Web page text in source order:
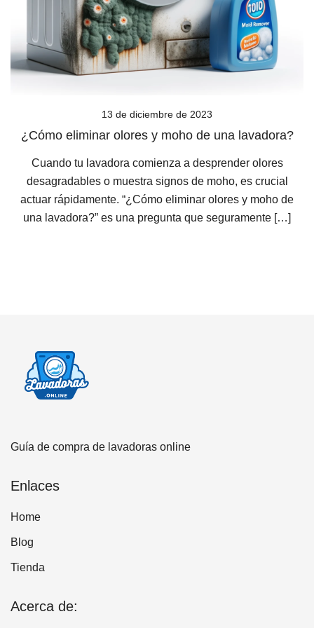
13 de diciembre de 2023
¿Cómo eliminar olores y moho de una lavadora?
Cuando tu lavadora comienza a desprender olores
desagradables o muestra signos de moho, es crucial
actuar rápidamente. “¿Cómo eliminar olores y moho de
una lavadora?” es una pregunta que seguramente […]
Guía de compra de lavadoras online
Enlaces
Home
Blog
Tienda
Acerca de: